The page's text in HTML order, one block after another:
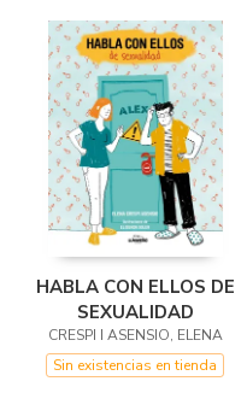
HABLA CON ELLOS DE
SEXUALIDAD
CRESPI I ASENSIO, ELENA
Sin existencias en tienda